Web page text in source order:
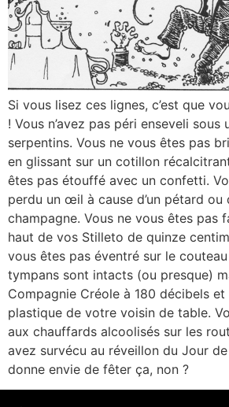
Si vous lisez ces lignes, c’est que
! Vous n’avez pas péri enseveli sous
serpentins. Vous ne vous êtes pas
en glissant sur un cotillon
êtes pas étouffé avec un confetti.
perdu un œil à cause d’un pétard ou
champagne. Vous ne vous êtes pas
haut de vos Stilleto de quinze
vous êtes pas éventré sur le
tympans sont intacts (ou presque)
Compagnie Créole à 180 décibels
plastique de votre voisin de table.
aux chauffards alcoolisés sur les
avez survécu au réveillon du Jour de
donne envie de fêter ça, non ?